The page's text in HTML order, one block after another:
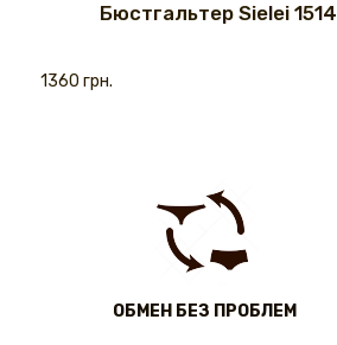
Бюстгальтер Sielei 1514
1360 грн.
ОБМЕН БЕЗ ПРОБЛЕМ